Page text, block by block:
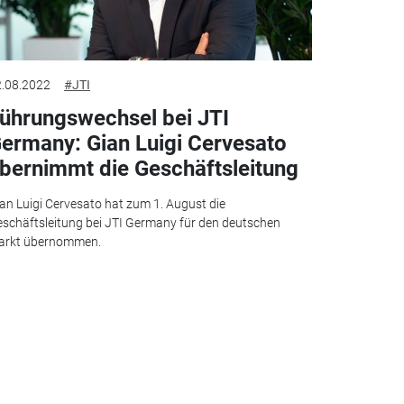
#JTI
bei JTI
Gian Luigi Cervesato
die Geschäftsleitung
Luigi Cervesato hat zum 1. August die
bei JTI Germany für den deutschen
übernommen.